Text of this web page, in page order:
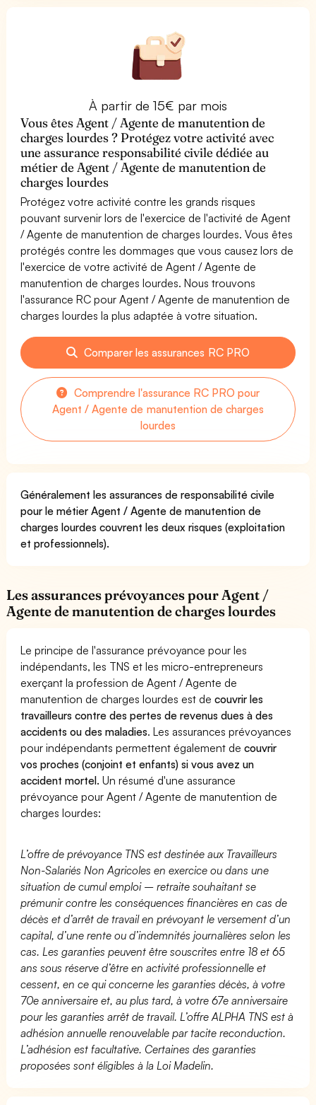
À partir de 15€ par mois
Vous êtes Agent / Agente de manutention de
charges lourdes ? Protégez votre activité avec
une assurance responsabilité civile dédiée au
métier de Agent / Agente de manutention de
charges lourdes
Protégez votre activité contre les grands risques
pouvant survenir lors de l'exercice de l'activité de Agent
/ Agente de manutention de charges lourdes. Vous êtes
protégés contre les dommages que vous causez lors de
l'exercice de votre activité de Agent / Agente de
manutention de charges lourdes. Nous trouvons
l'assurance RC pour Agent / Agente de manutention de
charges lourdes la plus adaptée à votre situation.
Comparer les assurances RC PRO
Comprendre l'assurance RC PRO pour
Agent / Agente de manutention de charges
lourdes
Généralement les assurances de responsabilité civile
pour le métier Agent / Agente de manutention de
charges lourdes couvrent les deux risques (exploitation
et professionnels).
Les assurances prévoyances pour Agent /
Agente de manutention de charges lourdes
Le principe de l'assurance prévoyance pour les
indépendants, les TNS et les micro-entrepreneurs
exerçant la profession de Agent / Agente de
manutention de charges lourdes est decouvrir les
travailleurs contre des pertes de revenus dues à des
accidents ou des maladies. Les assurances prévoyances
pour indépendants permettent également decouvrir
vos proches (conjoint et enfants) si vous avez un
accident mortel. Un résumé d'une assurance
prévoyance pour Agent / Agente de manutention de
charges lourdes:
L’offre de prévoyance TNS est destinée aux Travailleurs
Non-Salariés Non Agricoles en exercice ou dans une
situation de cumul emploi – retraite souhaitant se
prémunir contre les conséquences financières en cas de
décès et d’arrêt de travail en prévoyant le versement d’un
capital, d’une rente ou d’indemnités journalières selon les
cas. Les garanties peuvent être souscrites entre 18 et 65
ans sous réserve d’être en activité professionnelle et
cessent, en ce qui concerne les garanties décès, à votre
70e anniversaire et, au plus tard, à votre 67e anniversaire
pour les garanties arrêt de travail. L’offre ALPHA TNS est à
adhésion annuelle renouvelable par tacite reconduction.
L’adhésion est facultative. Certaines des garanties
proposées sont éligibles à la Loi Madelin.